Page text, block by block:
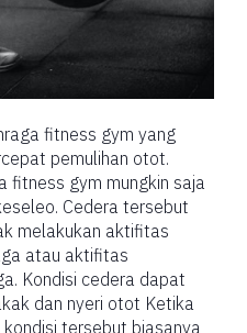
fitness gym yang
pemulihan otot.
fitness gym mungkin saja
Cedera tersebut
melakukan aktifitas
atau aktifitas
Kondisi cedera dapat
dan nyeri otot Ketika
tersebut biasanya